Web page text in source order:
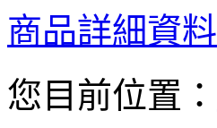
商品詳細資料
您目前位置：